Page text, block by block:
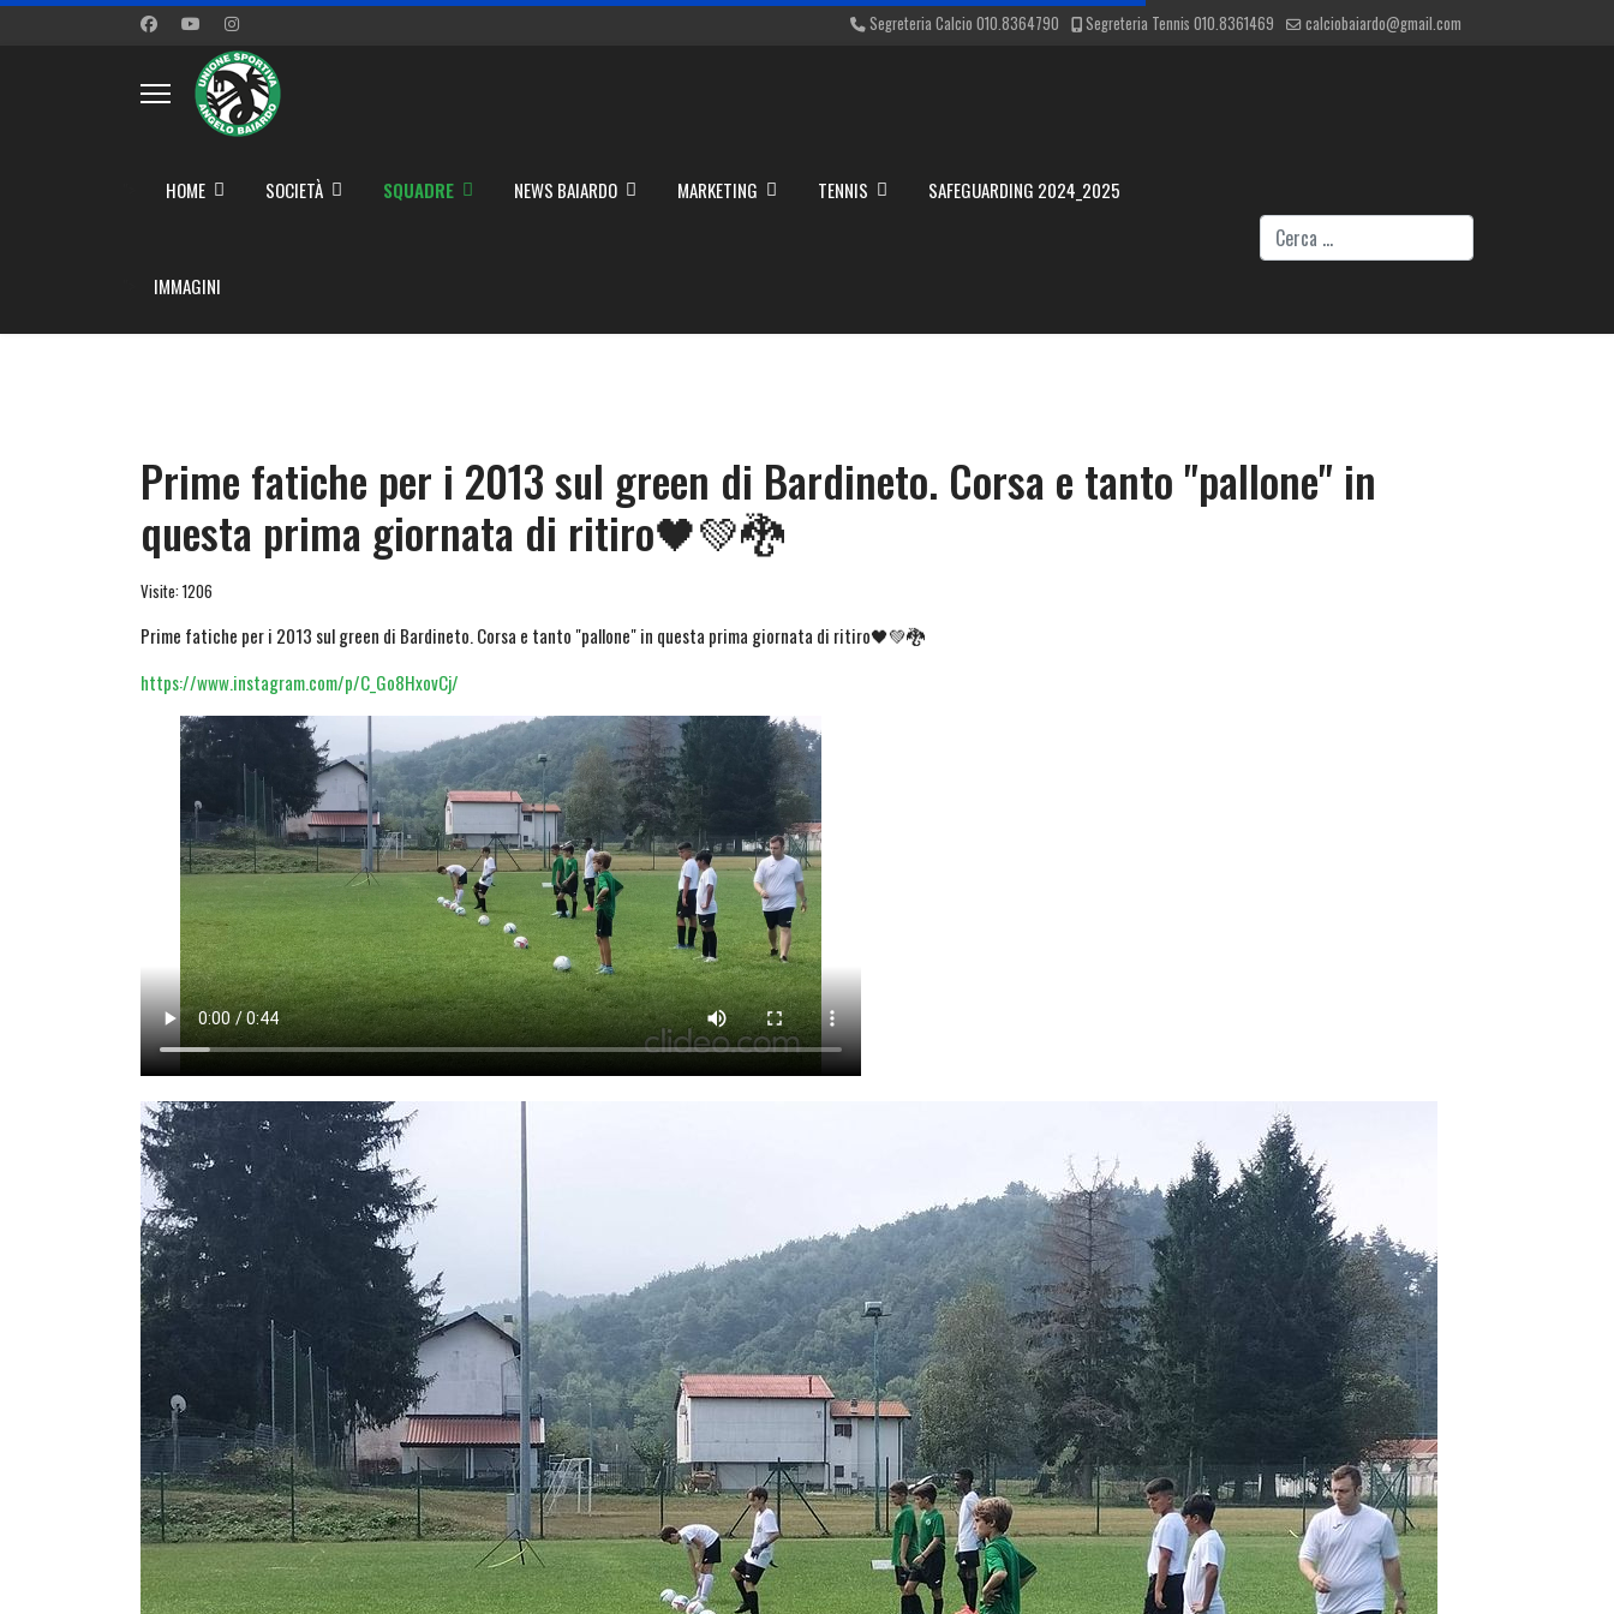
Segreteria Calcio 010.8364790 Segreteria Tennis 010.8361469 calciobaiardo@gmail.com
HOME SOCIETÀ SQUADRE NEWS BAIARDO MARKETING TENNIS SAFEGUARDING 2024_2025
IMMAGINI
Cerca
Prime fatiche per i 2013 sul green di Bardineto. Corsa e tanto "pallone" in
questa prima giornata di ritiro🖤💚🐉
Visite: 1206
Prime fatiche per i 2013 sul green di Bardineto. Corsa e tanto "pallone" in questa prima giornata di ritiro🖤💚🐉
https://www.instagram.com/p/C_Go8HxovCj/